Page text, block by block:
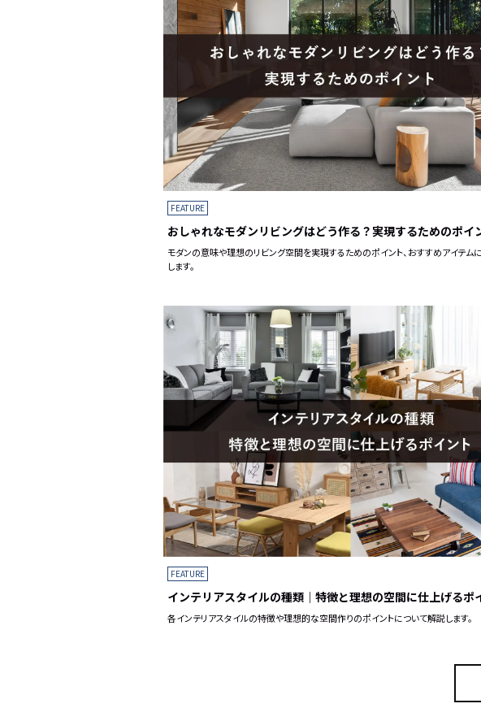
FEATURE
おしゃれなモダンリビングはどう作る？実現するためのポイ
モダンの意味や理想のリビング空間を実現するためのポイント、おすすめアイテム
します。
FEATURE
インテリアスタイルの種類｜特徴と理想の空間に仕上げるポ
各インテリアスタイルの特徴や理想的な空間作りのポイントについて解説します。